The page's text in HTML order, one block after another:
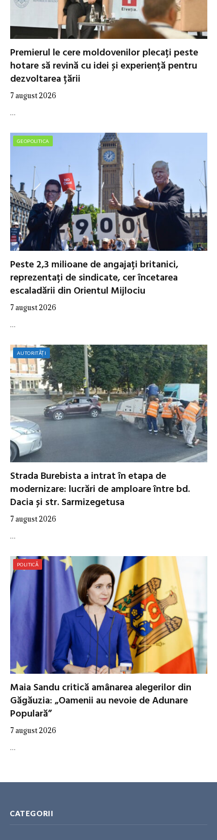
Premierul le cere moldovenilor plecați peste
hotare să revină cu idei și experiență pentru
dezvoltarea țării
7 august 2026
…
GEOPOLITICA
Peste 2,3 milioane de angajați britanici,
reprezentați de sindicate, cer încetarea
escaladării din Orientul Mijlociu
7 august 2026
…
AUTORITĂȚI
Strada Burebista a intrat în etapa de
modernizare: lucrări de amploare între bd.
Dacia și str. Sarmizegetusa
7 august 2026
…
POLITICĂ
Maia Sandu critică amânarea alegerilor din
Găgăuzia: „Oamenii au nevoie de Adunare
Populară”
7 august 2026
…
CATEGORII